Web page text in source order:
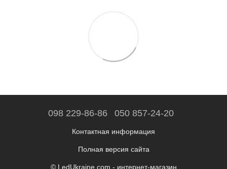
098 229-86-86 050 857-24-20
Контактная информация
Полная версия сайта
© LedUkraine.com - интернет-магазин